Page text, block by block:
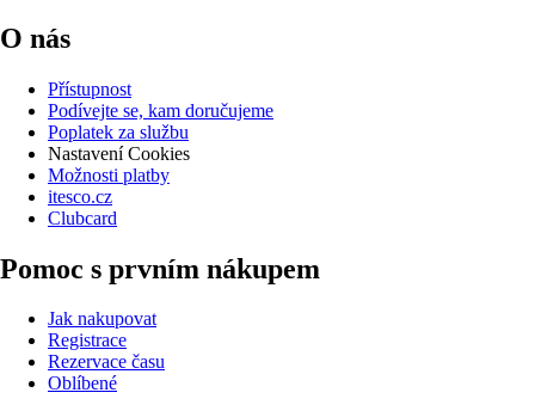
O nás
Přístupnost
Podívejte se, kam doručujeme
Poplatek za službu
Nastavení Cookies
Možnosti platby
itesco.cz
Clubcard
Pomoc s prvním nákupem
Jak nakupovat
Registrace
Rezervace času
Oblíbené